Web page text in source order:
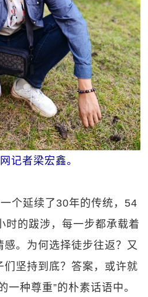
记者梁宏鑫。
个延续了30年的传统，54
时的跋涉，每一步都承载着
。为何选择徒步往返？又
们坚持到底？答案，或许就
一种尊重”的朴素话语中。